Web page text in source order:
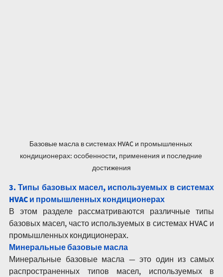
Базовые масла в системах HVAC и промышленных
кондиционерах: особенности, применения и последние
достижения
3. Типы базовых масел, используемых в системах
HVAC и промышленных кондиционерах
В этом разделе рассматриваются различные типы
базовых масел, часто используемых в системах HVAC и
промышленных кондиционерах.
Минеральные базовые масла
Минеральные базовые масла — это один из самых
распространенных типов масел, используемых в